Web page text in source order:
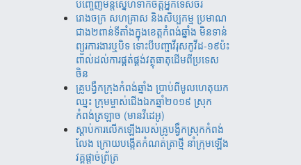
បញ្ចេញ​​​មន្តស្នេហ៍​​​​ទាក់​​​ចិត្ត​​អ្នកទេស​​ចរ​
រោងចក្រ ​សហគ្រាស​ និងសិប្បកម្ម ប្រមាណ​​​
ជាង​​២ពាន់​​ទីតាំង​​ក្នុង​​ខេត្តកំពង់​ឆ្នាំង​ មិន​ទាន់
ព្យួរការងារ​ឬបិទ ទោះបីបញ្ហាវីរុសកូវីដ-១៩ប៉ះ
ពាល់ដល់ការ​ផ្គត់​ផ្គង់​វត្ថុ​ធាតុ​​ដើម​​ពី​​ប្រទេស​
ចិន​
គ្រូបង្វឹកក្រុងកំពង់ឆ្នាំង ប្រាប់ពីមូលហេតុយក
ឈ្នះ ក្រុមម្ចាស់ជើងឯកឆ្នាំ២០១៩ ស្រុក
កំពង់ត្រឡាច (មានវីដេអូ)
ស្តាប់ការលើកឡើងរបស់គ្រូបង្វឹកស្រុកកំពង់
លែង ក្រោយបង្កើតកំណត់ត្រាថ្មី នាំក្រុមឡើង
វគ្គផ្តាច់ព័្រត្រ